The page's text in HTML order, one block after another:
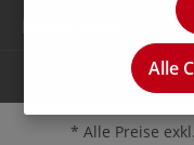
* Alle Preise
Alle